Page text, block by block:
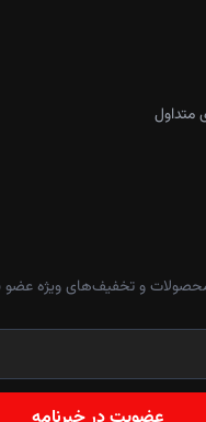
محصولات و تخفیف‌های ویژه